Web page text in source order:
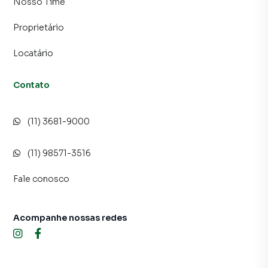
Proprietário
Locatário
Contato
(11) 3681-9000
(11) 98571-3516
Fale conosco
Acompanhe nossas redes